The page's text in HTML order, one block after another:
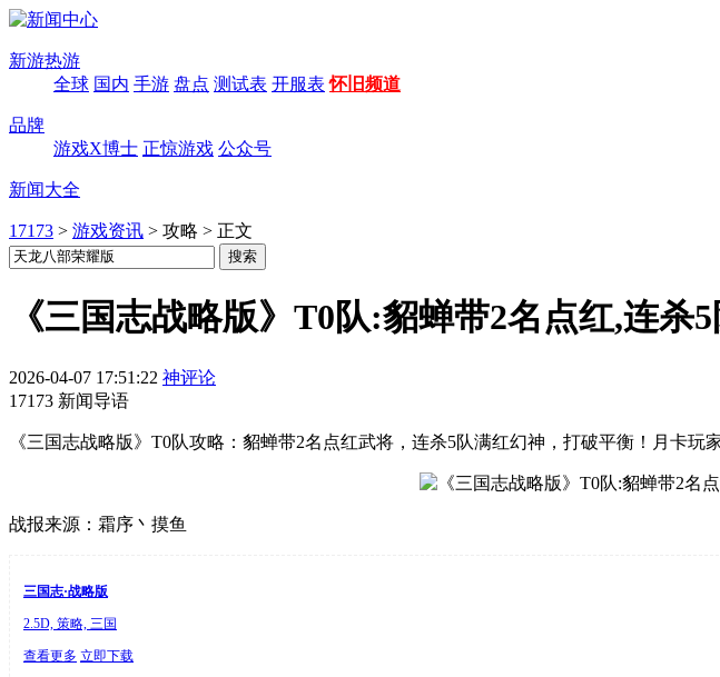
新游热游
全球 国内 手游 盘点 测试表 开服表 怀旧频道
品牌
游戏X博士 正惊游戏 公众号
新闻大全
17173 > 游戏资讯 > 攻略 > 正文
《三国志战略版》T0队:貂蝉带2名点红,连
2026-04-07 17:51:22 神评论
17173 新闻导语
《三国志战略版》T0队攻略：貂蝉带2名点红武将，连杀5队满红幻神，打破平衡！月卡
战报来源：霜序丶摸鱼
三国志·战略版
2.5D, 策略, 三国
查看更多 立即下载